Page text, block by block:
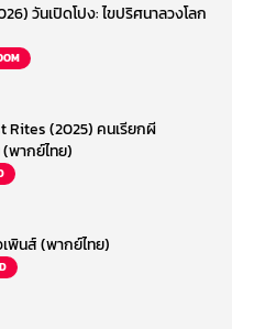
วันเปิดโปง: ไขปริศนาลวงโลก
Rites (2025) คนเรียกผี
พากย์ไทย)
พินส์ (พากย์ไทย)